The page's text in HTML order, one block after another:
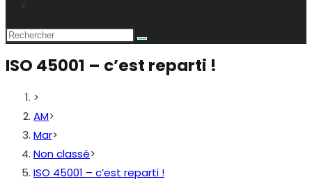
search
ISO 45001 – c’est reparti !
>
AM>
Mar>
Non classé>
ISO 45001 – c’est reparti !